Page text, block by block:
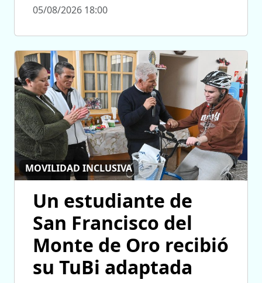
05/08/2026 18:00
MOVILIDAD INCLUSIVA
Un estudiante de
San Francisco del
Monte de Oro recibió
su TuBi adaptada